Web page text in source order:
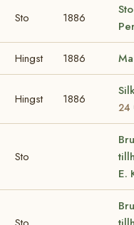
Sto 1886
Hingst 1886
Hingst 1886
24
Sto
E.